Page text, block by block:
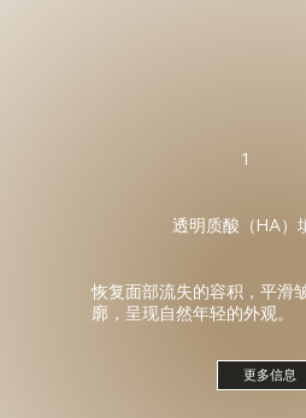
透明质酸（HA）
更多信息
恢复面部流失的容积，平滑
廓，呈现自然年轻的外观。
1